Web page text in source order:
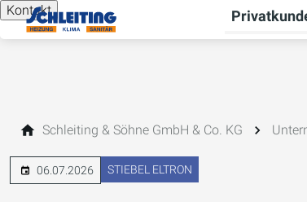
Kontakt
Schleiting & Söhne GmbH & Co. KG
06.07.2026 STIEBEL ELTRON